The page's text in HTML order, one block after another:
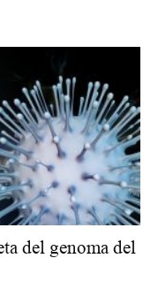
del genoma del